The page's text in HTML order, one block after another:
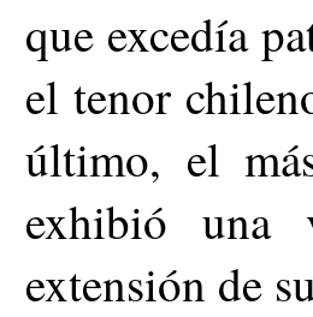
que excedía
el tenor
último, el
exhibió una
extensión de